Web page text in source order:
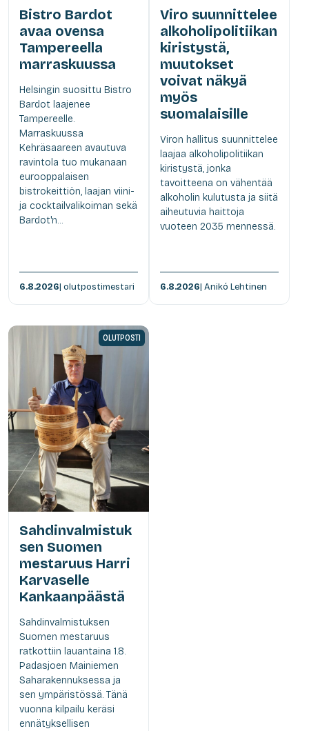
Bistro Bardot
avaa ovensa
Tampereella
marraskuussa
Helsingin suosittu Bistro
Bardot laajenee
Tampereelle.
Marraskuussa
Kehräsaareen avautuva
ravintola tuo mukanaan
eurooppalaisen
bistrokeittiön, laajan viini-
ja cocktailvalikoiman sekä
Bardot'n...
6.8.2026| olutpostimestari
Viro suunnittelee
alkoholipolitiikan
kiristystä,
muutokset
voivat näkyä
myös
suomalaisille
Viron hallitus suunnittelee
laajaa alkoholipolitiikan
kiristystä, jonka
tavoitteena on vähentää
alkoholin kulutusta ja siitä
aiheutuvia haittoja
vuoteen 2035 mennessä.
6.8.2026| Anikó Lehtinen
OLUTPOSTI
Sahdinvalmistuk
sen Suomen
mestaruus Harri
Karvaselle
Kankaanpäästä
Sahdinvalmistuksen
Suomen mestaruus
ratkottiin lauantaina 1.8.
Padasjoen Mainiemen
Saharakennuksessa ja
sen ympäristössä. Tänä
vuonna kilpailu keräsi
ennätyksellisen